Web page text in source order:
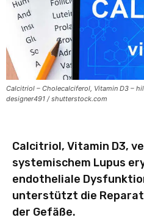
Calcitriol – Cholecalciferol, Vitamin D3 –
designer491 / shutterstock.com
Calcitriol, Vitamin D3,
systemischem Lupus
endotheliale
unterstützt die
der Gefäße.